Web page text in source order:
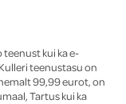
kui ka e-
teenustasu on
99,99 eurot, on
Tartus kui ka